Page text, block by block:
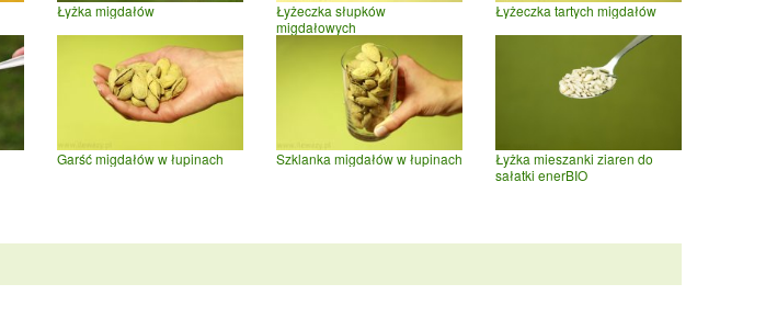
Łyżka migdałów
Łyżeczka słupków
migdałowych
Łyżeczka tartych migdałów
Garść migdałów w łupinach Szklanka migdałów w łupinach
Łyżka mieszanki ziaren do
sałatki enerBIO